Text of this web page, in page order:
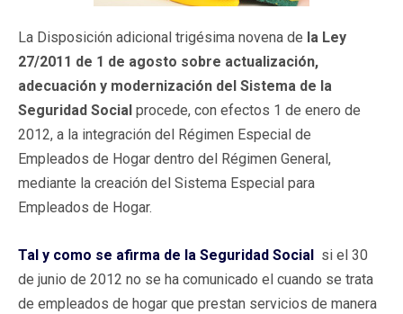
La Disposición adicional trigésima novena de la Ley
27/2011 de 1 de agosto sobre actualización,
adecuación y modernización del Sistema de la
Seguridad Social procede, con efectos 1 de enero de
2012, a la integración del Régimen Especial de
Empleados de Hogar dentro del Régimen General,
mediante la creación del Sistema Especial para
Empleados de Hogar.
Tal y como se afirma de la Seguridad Social si el 30
de junio de 2012 no se ha comunicado el cuando se trata
de empleados de hogar que prestan servicios de manera